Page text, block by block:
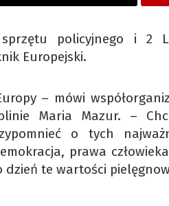
policyjnego i 2
Europejski.
– mówi
Maria Mazur. –
o tych
prawa
dzień te wartości